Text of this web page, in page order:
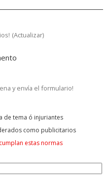
(Actualizar)
y envía el formulario!
de tema ó injuriantes
como publicitarios
estas normas